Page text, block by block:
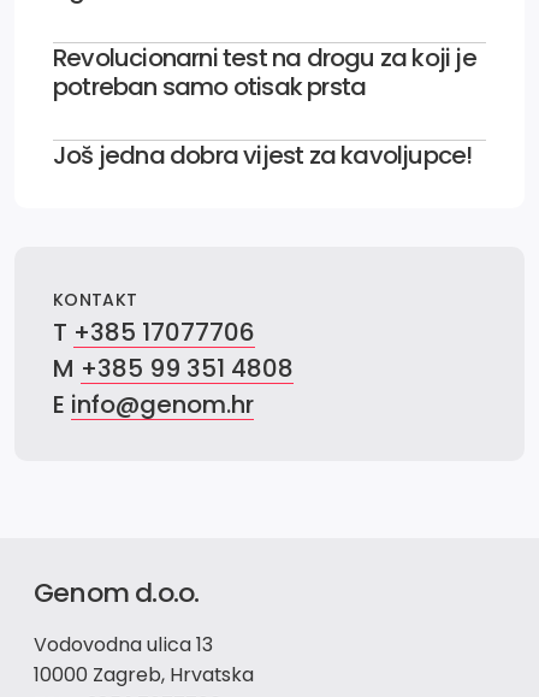
Revolucionarni test na drogu za koji je
potreban samo otisak prsta
Još jedna dobra vijest za kavoljupce!
KONTAKT
T +385 17077706
M +385 99 351 4808
E info@genom.hr
Genom d.o.o.
Vodovodna ulica 13
10000 Zagreb, Hrvatska